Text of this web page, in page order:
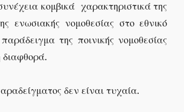
κομβικά χαρακτηριστικά της
ενωσιακής νομοθεσίας στο εθνικό
της ποινικής νομοθεσίας
διαφθορά.
δεν είναι τυχαία.